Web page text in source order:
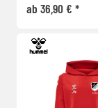
ab 36,90 € *